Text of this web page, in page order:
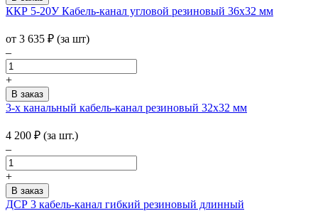
ККР 5-20У Кабель-канал угловой резиновый 36х32 мм
от 3 635 ₽ (за шт)
–
+
3-х канальный кабель-канал резиновый 32х32 мм
4 200 ₽ (за шт.)
–
+
ДСР 3 кабель-канал гибкий резиновый длинный